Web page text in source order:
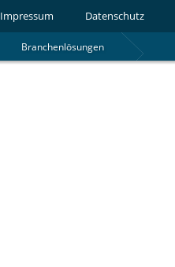
Impressum Datenschutz
Branchenlösungen